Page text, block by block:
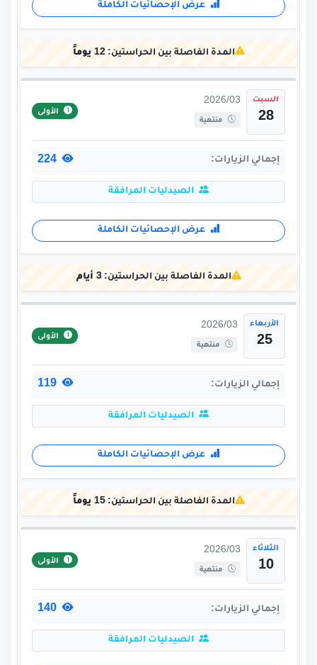
عرض الإحصائيات الكاملة
المدة الفاصلة بين الحراستين:12 يوماً
السبت
28
2026/03
منتهية
الأولى
إجمالي الزيارات:
الصيدليات المرافقة
عرض الإحصائيات الكاملة
المدة الفاصلة بين الحراستين:3 أيام
الأربعاء
25
2026/03
منتهية
الأولى
إجمالي الزيارات:
الصيدليات المرافقة
عرض الإحصائيات الكاملة
المدة الفاصلة بين الحراستين:15 يوماً
الثلاثاء
10
2026/03
منتهية
الأولى
إجمالي الزيارات:
الصيدليات المرافقة